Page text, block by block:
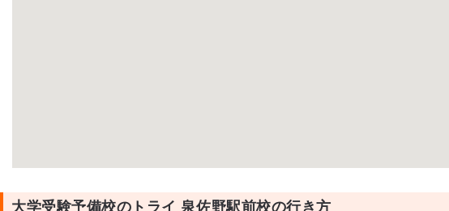
大学受験予備校のトライ 泉佐野駅前校の行き方